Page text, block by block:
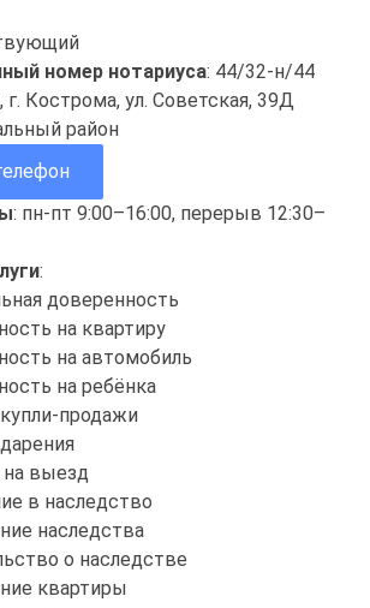
номер нотариуса: 44/32-н/44
г. Кострома, ул. Советская, 39Д
район
: пн-пт 9:00–16:00, перерыв 12:30–
:
доверенность
на квартиру
на автомобиль
на ребёнка
продажи
на выезд
в наследство
наследства
о наследстве
квартиры